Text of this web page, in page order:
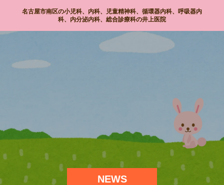
名古屋市南区の小児科、内科、児童精神科、循環器内科、呼吸器内
科、内分泌内科、総合診療科の井上医院
NEWS